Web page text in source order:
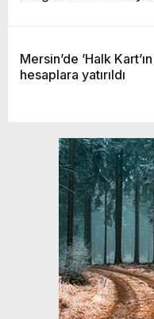
Mersin’de ’Halk
hesaplara yatırıldı